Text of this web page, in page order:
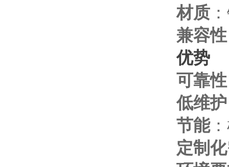
材质
兼容性
优势
可靠性
低维护
节能
定制